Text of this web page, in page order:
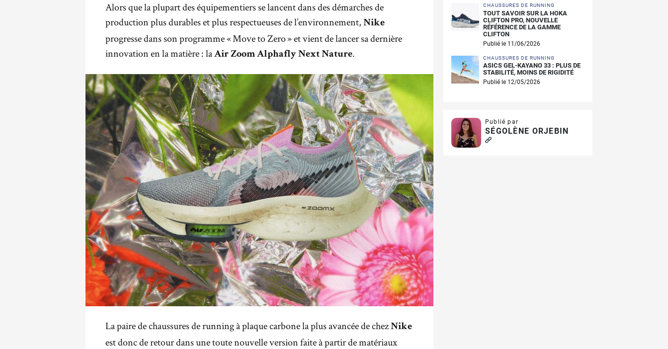
Alors que la plupart des équipementiers se lancent dans des démarches de
production plus durables et plus respectueuses de l’environnement, Nike
progresse dans son programme « Move to Zero » et vient de lancer sa dernière
innovation en la matière : la Air Zoom Alphafly Next Nature.
La paire de chaussures de running à plaque carbone la plus avancée de chez Nike
est donc de retour dans une toute nouvelle version faite à partir de matériaux
CHAUSSURES DE RUNNING
TOUT SAVOIR SUR LA HOKA
CLIFTON PRO, NOUVELLE
RÉFÉRENCE DE LA GAMME
CLIFTON
Publié le 11/06/2026
CHAUSSURES DE RUNNING
ASICS GEL-KAYANO 33 : PLUS DE
STABILITÉ, MOINS DE RIGIDITÉ
Publié le 12/05/2026
Publié par
SÉGOLÈNE ORJEBIN